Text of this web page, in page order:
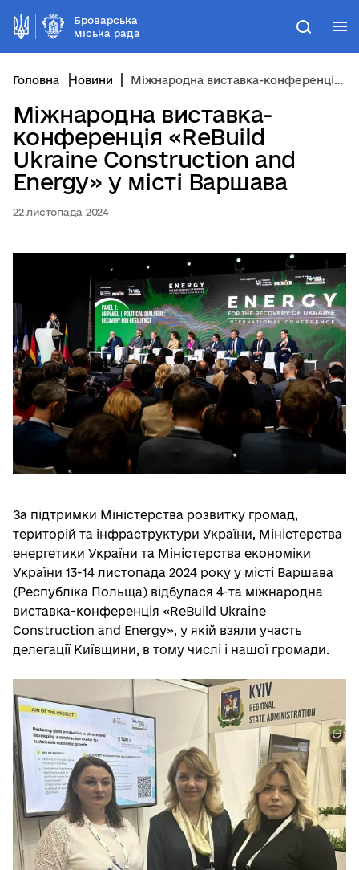
Броварська
міська рада
Пошук
Головна Новини Міжнародна виставка-конференція «ReBuild Ukraine Construction and Energy» у місті Варшава
Міжнародна виставка-
конференція «ReBuild
Ukraine Construction and
Energy» у місті Варшава
22 листопада 2024
За підтримки Міністерства розвитку громад,
територій та інфраструктури України, Міністерства
енергетики України та Міністерства економіки
України 13-14 листопада 2024 року у місті Варшава
(Республіка Польща) відбулася 4-та міжнародна
виставка-конференція «ReBuild Ukraine
Construction and Energy», у якій взяли участь
делегації Київщини, в тому числі і нашої громади.